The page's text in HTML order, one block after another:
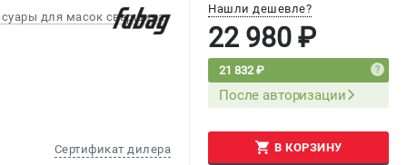
для масок сварщика
Сертификат дилера
Нашли дешевле?
22 980 ₽
21 832 ₽
После авторизации
В КОРЗИНУ